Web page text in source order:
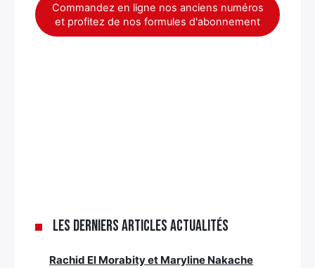
Commandez en ligne nos anciens numéros
et profitez de nos formules d'abonnement
Les derniers articles Actualités
Rachid El Morabity et Maryline Nakache